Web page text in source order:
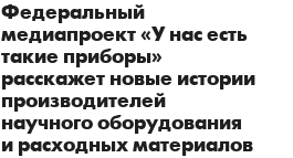
Федеральный
медиапроект «У нас есть
такие приборы»
расскажет новые истории
производителей
научного оборудования
и расходных материалов